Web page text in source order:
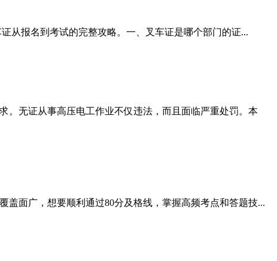
从报名到考试的完整攻略。一、叉车证是哪个部门的证...
。无证从事高压电工作业不仅违法，而且面临严重处罚。本
面广，想要顺利通过80分及格线，掌握高频考点和答题技...